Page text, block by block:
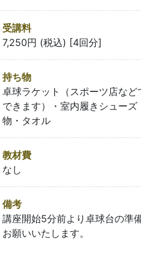
受講料
7,250円 (税込) [4回分]
持ち物
卓球ラケット（スポーツ店な
できます）・室内履きシュー
物・タオル
教材費
なし
備考
講座開始5分前より卓球台の準
お願いいたします。